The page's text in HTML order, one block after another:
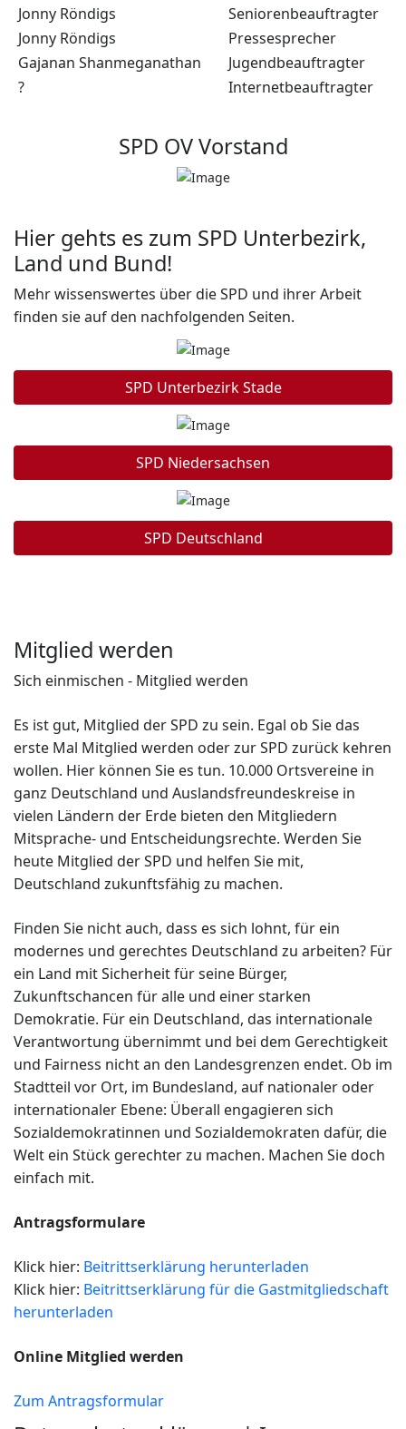
Jonny Röndigs
Seniorenbeauftragter
Jonny Röndigs
Pressesprecher
Gajanan Shanmeganathan
Jugendbeauftragter
?
Internetbeauftragter
SPD OV Vorstand
Hier gehts es zum SPD Unterbezirk,
Land und Bund!
Mehr wissenswertes über die SPD und ihrer Arbeit
finden sie auf den nachfolgenden Seiten.
SPD Unterbezirk Stade
SPD Niedersachsen
SPD Deutschland
Mitglied werden
Sich einmischen - Mitglied werden
Es ist gut, Mitglied der SPD zu sein. Egal ob Sie das
erste Mal Mitglied werden oder zur SPD zurück kehren
wollen. Hier können Sie es tun. 10.000 Ortsvereine in
ganz Deutschland und Auslandsfreundeskreise in
vielen Ländern der Erde bieten den Mitgliedern
Mitsprache- und Entscheidungsrechte. Werden Sie
heute Mitglied der SPD und helfen Sie mit,
Deutschland zukunftsfähig zu machen.
Finden Sie nicht auch, dass es sich lohnt, für ein
modernes und gerechtes Deutschland zu arbeiten? Für
ein Land mit Sicherheit für seine Bürger,
Zukunftschancen für alle und einer starken
Demokratie. Für ein Deutschland, das internationale
Verantwortung übernimmt und bei dem Gerechtigkeit
und Fairness nicht an den Landesgrenzen endet. Ob im
Stadtteil vor Ort, im Bundesland, auf nationaler oder
internationaler Ebene: Überall engagieren sich
Sozialdemokratinnen und Sozialdemokraten dafür, die
Welt ein Stück gerechter zu machen. Machen Sie doch
einfach mit.
Antragsformulare
Klick hier: Beitrittserklärung herunterladen
Klick hier: Beitrittserklärung für die Gastmitgliedschaft
herunterladen
Online Mitglied werden
Zum Antragsformular